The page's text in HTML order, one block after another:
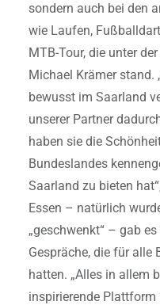
sondern auch bei den
wie Laufen,
MTB-Tour, die unter
Michael Krämer stand.
bewusst im Saarland
unserer Partner
haben sie die
Bundeslandes
Saarland zu bieten
Essen – natürlich
„geschwenkt“ – gab
Gespräche, die für alle
hatten. „Alles in allem
inspirierende